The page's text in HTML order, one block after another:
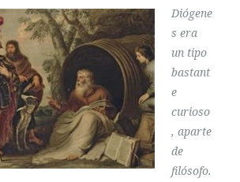
Diógene
s era
un tipo
bastant
e
curioso
, aparte
de
filósofo.